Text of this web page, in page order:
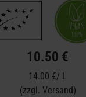
10.50 €
14.00 €/ L
(zzgl. Versand)